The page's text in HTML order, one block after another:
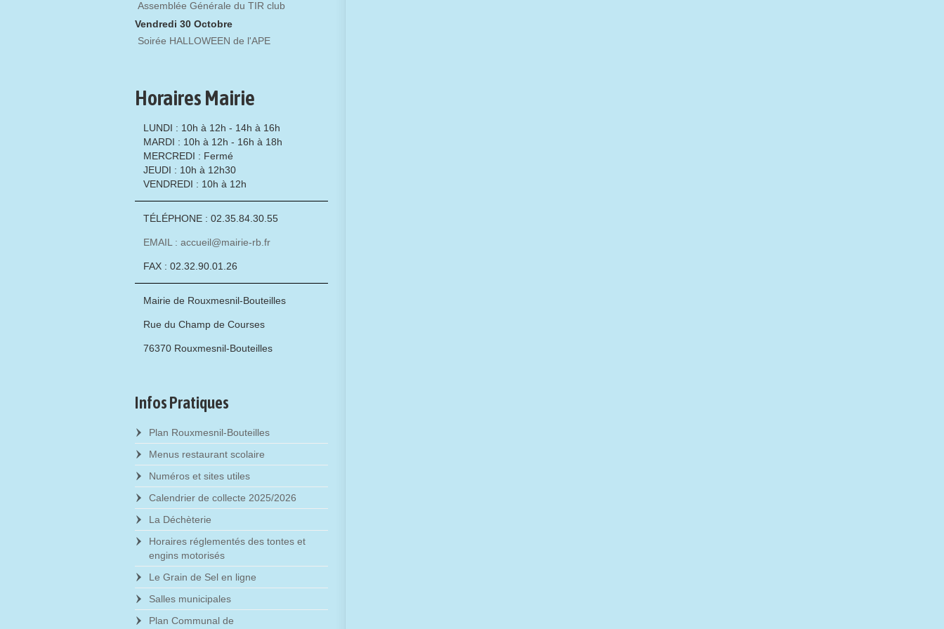
Assemblée Générale du TIR club
Vendredi 30 Octobre
Soirée HALLOWEEN de l'APE
Horaires Mairie
LUNDI : 10h à 12h - 14h à 16h
MARDI : 10h à 12h - 16h à 18h
MERCREDI : Fermé
JEUDI : 10h à 12h30
VENDREDI : 10h à 12h
TÉLÉPHONE : 02.35.84.30.55
EMAIL : accueil@mairie-rb.fr
FAX : 02.32.90.01.26
Mairie de Rouxmesnil-Bouteilles
Rue du Champ de Courses
76370 Rouxmesnil-Bouteilles
Infos Pratiques
Plan Rouxmesnil-Bouteilles
Menus restaurant scolaire
Numéros et sites utiles
Calendrier de collecte 2025/2026
La Déchèterie
Horaires réglementés des tontes et
engins motorisés
Le Grain de Sel en ligne
Salles municipales
Plan Communal de